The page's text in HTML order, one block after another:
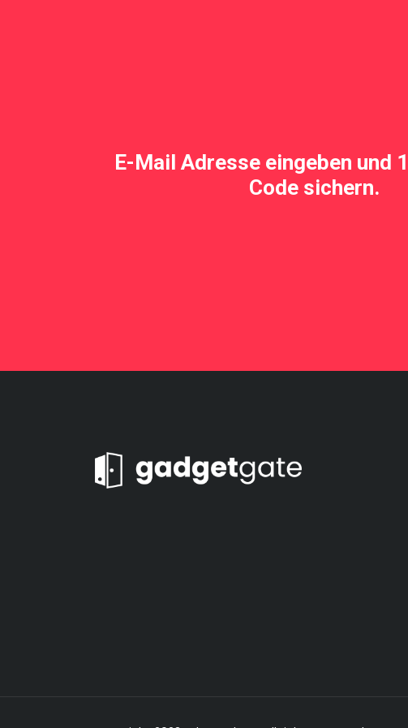
E-Mail Adresse eingeben und
Code sichern.